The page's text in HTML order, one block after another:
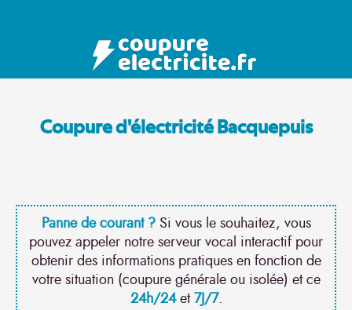
Coupure d'électricité Bacquepuis
Panne de courant ?Si vous le souhaitez, vous
pouvez appeler notre serveur vocal interactif pour
obtenir des informations pratiques en fonction de
votre situation (coupure générale ou isolée) et ce
24h/24et7J/7.